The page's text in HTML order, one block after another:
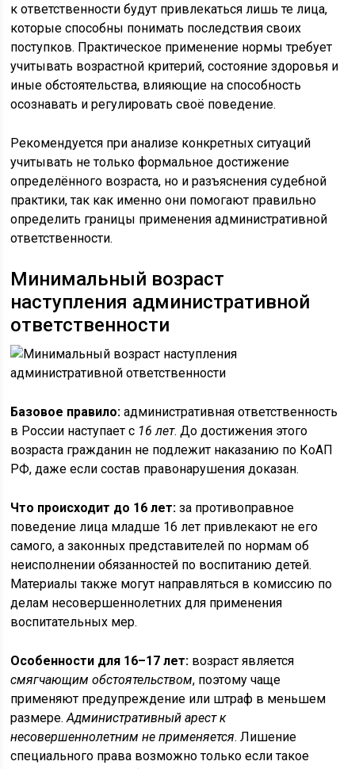
к ответственности будут привлекаться лишь те лица,
которые способны понимать последствия своих
поступков. Практическое применение нормы требует
учитывать возрастной критерий, состояние здоровья и
иные обстоятельства, влияющие на способность
осознавать и регулировать своё поведение.
Рекомендуется при анализе конкретных ситуаций
учитывать не только формальное достижение
определённого возраста, но и разъяснения судебной
практики, так как именно они помогают правильно
определить границы применения административной
ответственности.
Минимальный возраст
наступления административной
ответственности
Базовое правило: административная ответственность
в России наступает с 16 лет. До достижения этого
возраста гражданин не подлежит наказанию по КоАП
РФ, даже если состав правонарушения доказан.
Что происходит до 16 лет: за противоправное
поведение лица младше 16 лет привлекают не его
самого, а законных представителей по нормам об
неисполнении обязанностей по воспитанию детей.
Материалы также могут направляться в комиссию по
делам несовершеннолетних для применения
воспитательных мер.
Особенности для 16–17 лет: возраст является
смягчающим обстоятельством, поэтому чаще
применяют предупреждение или штраф в меньшем
размере.Административный арест к
несовершеннолетним не применяется. Лишение
специального права возможно только если такое